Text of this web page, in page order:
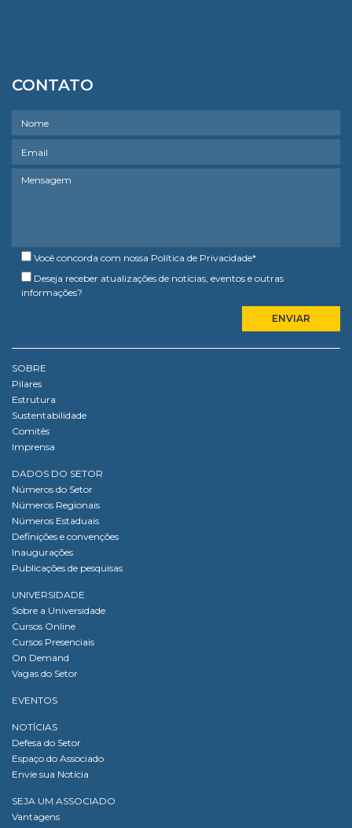
CONTATO
Você concorda com nossa Política de Privacidade*
Deseja receber atualizações de notícias, eventos e outras
informações?
SOBRE
Pilares
Estrutura
Sustentabilidade
Comitês
Imprensa
DADOS DO SETOR
Números do Setor
Números Regionais
Números Estaduais
Definições e convenções
Inaugurações
Publicações de pesquisas
UNIVERSIDADE
Sobre a Universidade
Cursos Online
Cursos Presenciais
On Demand
Vagas do Setor
EVENTOS
NOTÍCIAS
Defesa do Setor
Espaço do Associado
Envie sua Notícia
SEJA UM ASSOCIADO
Vantagens